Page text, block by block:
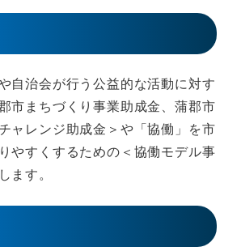
自治会が行う公益的な活動に対す
市まちづくり事業助成金、蒲郡市
ャレンジ助成金＞や「協働」を市
やすくするための＜協働モデル事
ます。